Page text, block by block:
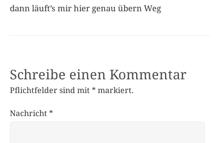
dann läuft’s mir hier genau übern Weg
Schreibe einen Kommentar
Pflichtfelder sind mit * markiert.
Nachricht *